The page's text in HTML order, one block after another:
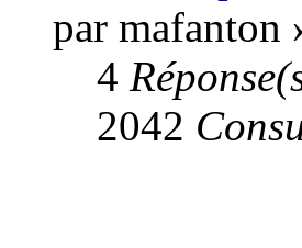
par mafanton
4
2042